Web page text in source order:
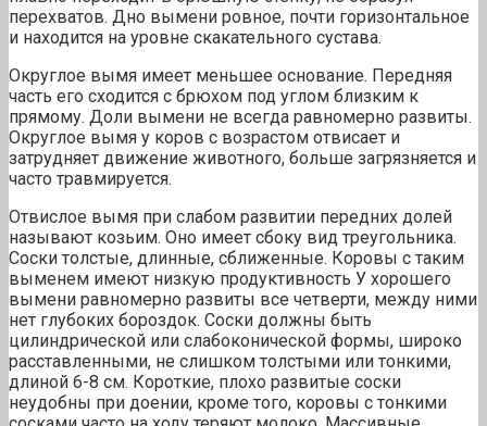
перехватов. Дно вымени ровное, почти горизонтальное
и находится на уровне скакательного сустава.
Округлое вымя имеет меньшее основание. Передняя
часть его сходится с брюхом под углом близким к
прямому. Доли вымени не всегда равномерно развиты.
Округлое вымя у коров с возрастом отвисает и
затрудняет движение животного, больше загрязняется и
часто травмируется.
Отвислое вымя при слабом развитии передних долей
называют козьим. Оно имеет сбоку вид треугольника.
Соски толстые, длинные, сближенные. Коровы с таким
выменем имеют низкую продуктивность У хорошего
вымени равномерно развиты все четверти, между ними
нет глубоких бороздок. Соски должны быть
цилиндрической или слабоконической формы, широко
расставленными, не слишком толстыми или тонкими,
длиной 6-8 см. Короткие, плохо развитые соски
неудобны при доении, кроме того, коровы с тонкими